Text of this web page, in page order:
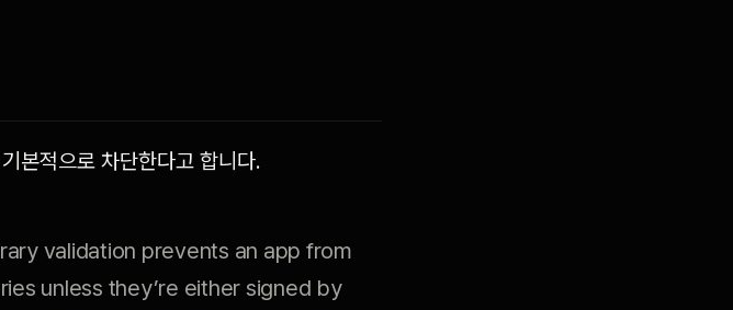
본적으로 차단한다고 합니다.
validation prevents an app from
unless they’re either signed by